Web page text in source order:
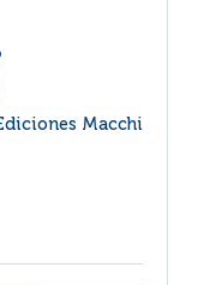
Macchi